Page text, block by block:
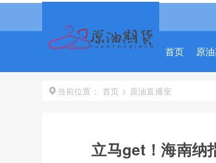
首页 原
当前位置： 首页 > 原油直播室
立马get！海南纳